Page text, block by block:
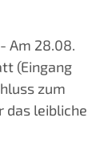
Am 28.08.
(Eingang
zum
das leibliche